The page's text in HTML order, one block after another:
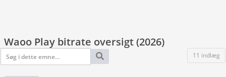
Waoo Play bitrate oversigt (2026)
11 indlæg